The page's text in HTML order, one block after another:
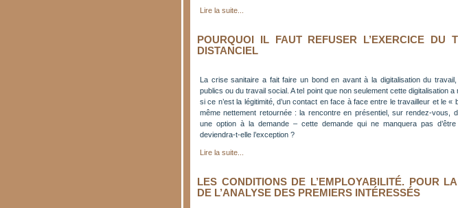
Lire la suite...
POURQUOI IL FAUT REFUSER L’EXERCICE DU
DISTANCIEL
La crise sanitaire a fait faire un bond en avant à la digitalisation du
publics ou du travail social. A tel point que non seulement cette digitalisation a
si ce n’est la légitimité, d’un contact en face à face entre le travailleur et le «
même nettement retournée : la rencontre en présentiel, sur rendez-vous,
une option à la demande – cette demande qui ne manquera pas
deviendra-t-elle l’exception ?
Lire la suite...
LES CONDITIONS DE L’EMPLOYABILITÉ. POUR
DE L’ANALYSE DES PREMIERS INTÉRESSÉS